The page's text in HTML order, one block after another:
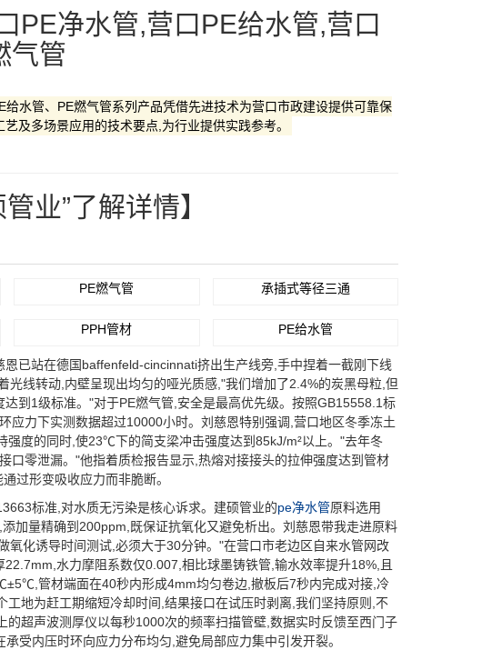
PE净水管,营口PE给水管,营口
气管
水管、PE燃气管系列产品凭借先进技术为营口市政建设提供可靠保
及多场景应用的技术要点,为行业提供实践参考。
业”了解详情】
PE燃气管 承插式等径三通
PPH管材 PE给水管
站在德国baffenfeld-cincinnati挤出生产线旁,手中捏着一截刚下线
线转动,内壁呈现出均匀的哑光质感,"我们增加了2.4%的炭黑母粒,但
到1级标准。"对于PE燃气管,安全是最高优先级。按照GB15558.1标
力下实测数据超过10000小时。刘慈恩特别强调,营口地区冬季冻土
度的同时,使23℃下的简支梁冲击强度达到85kJ/m²以上。"去年冬
零泄漏。"他指着质检报告显示,热熔对接接头的拉伸强度达到管材
过形变吸收应力而非脆断。
标准,对水质无污染是核心诉求。建硕管业的pe净水管原料选用
加量精确到200ppm,既保证抗氧化又避免析出。刘慈恩带我走进原料
化诱导时间测试,必须大于30分钟。"在营口市老边区自来水管网改
水力摩阻系数仅0.007,相比球墨铸铁管,输水效率提升18%,且
管材端面在40秒内形成4mm均匀卷边,撤板后7秒内完成对接,冷
地为赶工期缩短冷却时间,结果接口在试压时剥离,我们坚持原则,不
的超声波测厚仪以每秒1000次的频率扫描管壁,数据实时反馈至西门子
受内压时环向应力分布均匀,避免局部应力集中引发开裂。